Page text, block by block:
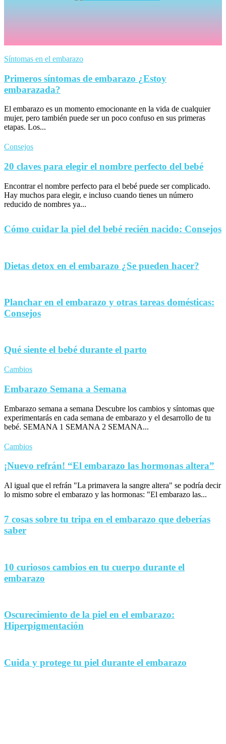
Síntomas en el embarazo
Primeros síntomas de embarazo ¿Estoy
embarazada?
El embarazo es un momento emocionante en la vida de cualquier
mujer, pero también puede ser un poco confuso en sus primeras
etapas. Los...
Consejos
20 claves para elegir el nombre perfecto del bebé
Encontrar el nombre perfecto para el bebé puede ser complicado.
Hay muchos para elegir, e incluso cuando tienes un número
reducido de nombres ya...
Cómo cuidar la piel del bebé recién nacido: Consejos
Dietas detox en el embarazo ¿Se pueden hacer?
Planchar en el embarazo y otras tareas domésticas:
Consejos
Qué siente el bebé durante el parto
Cambios
Embarazo Semana a Semana
Embarazo semana a semana Descubre los cambios y síntomas que
experimentarás en cada semana de embarazo y el desarrollo de tu
bebé. SEMANA 1 SEMANA 2 SEMANA...
Cambios
¡Nuevo refrán! “El embarazo las hormonas altera”
Al igual que el refrán "La primavera la sangre altera" se podría decir
lo mismo sobre el embarazo y las hormonas: "El embarazo las...
7 cosas sobre tu tripa en el embarazo que deberías
saber
10 curiosos cambios en tu cuerpo durante el
embarazo
Oscurecimiento de la piel en el embarazo:
Hiperpigmentación
Cuida y protege tu piel durante el embarazo